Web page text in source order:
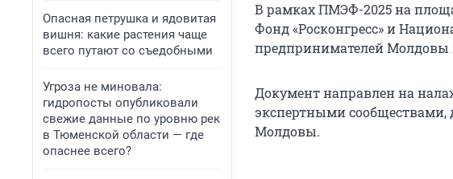
Опасная петрушка и ядовитая
вишня: какие растения чаще
всего путают со съедобными
Угроза не миновала:
гидропосты опубликовали
свежие данные по уровню рек
в Тюменской области — где
опаснее всего?
В рамках ПМЭФ-2025 на
Фонд «Росконгресс» и
предпринимателей Молдовы
Документ направлен на
экспертными
Молдовы.